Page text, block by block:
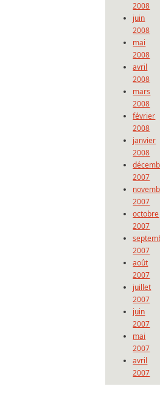
2008
juin
2008
mai
2008
avril
2008
mars
2008
février
2008
janvier
2008
2007
2007
octobre
2007
2007
août
2007
juillet
2007
juin
2007
mai
2007
avril
2007